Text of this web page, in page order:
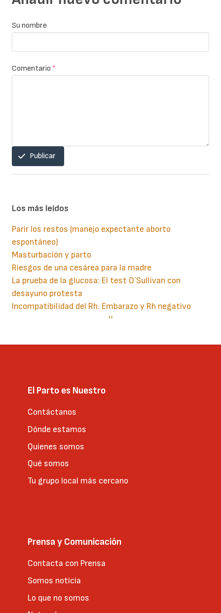
Su nombre
Comentario *
Publicar
Los más leidos
Parir los restos (manejo expectante aborto
espontáneo)
Masturbación y parto
Riesgos de una cesárea para la madre
La prueba de la glucosa: El test O´Sullivan con
desayuno protesta
Incompatibilidad del Rh. Embarazo y Rh negativo
Siguiente
››
El Parto es Nuestro
Contáctanos
Dónde estamos
Quienes somos
Qué somos
Tu grupo local más cercano
Prensa y Comunicación
Contacta con Prensa
Somos noticia
Lo que no somos